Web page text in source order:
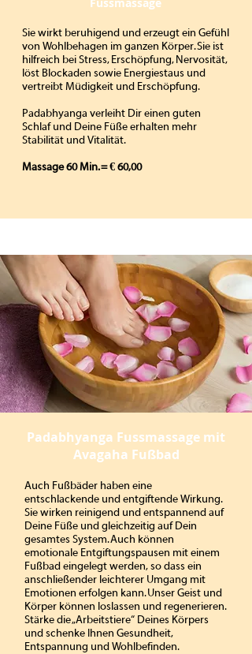
Sie wirkt beruhigend und erzeugt ein Gefühl
von Wohlbehagen im ganzen Körper. Sie ist
hilfreich bei Stress, Erschöpfung, Nervosität,
löst Blockaden sowie Energiestaus und
vertreibt Müdigkeit und Erschöpfung.
Padabhyanga verleiht Dir einen guten
Schlaf und Deine Füße erhalten mehr
Stabilität und Vitalität.
Massage 60 Min. = € 60,00
Padabhyanga Fussmassage mit
Avagaha Fußbad
Auch Fußbäder haben eine
entschlackende und entgiftende Wirkung.
Sie wirken reinigend und entspannend auf
Deine Füße und gleichzeitig auf Dein
gesamtes System. Auch können
emotionale Entgiftungspausen mit einem
Fußbad eingelegt werden, so dass ein
anschließender leichterer Umgang mit
Emotionen erfolgen kann. Unser Geist und
Körper können loslassen und regenerieren.
Stärke die „Arbeitstiere“ Deines Körpers
und schenke Ihnen Gesundheit,
Entspannung und Wohlbefinden.